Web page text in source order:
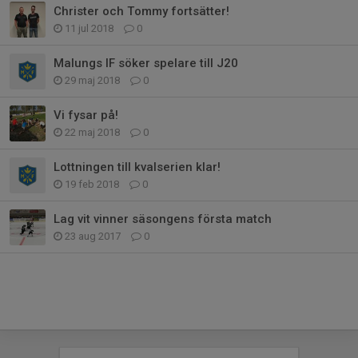
Christer och Tommy fortsätter!
11 jul 2018 0
Malungs IF söker spelare till J20
29 maj 2018 0
Vi fysar på!
22 maj 2018 0
Lottningen till kvalserien klar!
19 feb 2018 0
Lag vit vinner säsongens första match
23 aug 2017 0